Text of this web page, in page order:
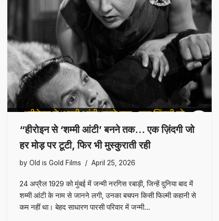
“हीरोइन से ‘शम्मी आंटी’ बनने तक… एक ज़िंदगी जो
हर मोड़ पर टूटी, फिर भी मुस्कुराती रही
by Old is Gold Films April 25, 2026
24 अप्रैल 1929 को मुंबई में जन्मी नरगिस रबाड़ी, जिन्हें दुनिया बाद में
शम्मी आंटी के नाम से जानने लगी, उनका बचपन किसी फिल्मी कहानी से
कम नहीं था। बेहद साधारण पारसी परिवार में जन्मी…